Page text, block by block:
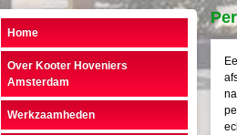
Home
Over Kooter Hoveniers
Amsterdam
Werkzaamheden